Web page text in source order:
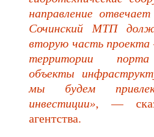
направление отвечает
Сочинский МТП
вторую часть
территории
объекты
мы будем
инвестиции», —
агентства.